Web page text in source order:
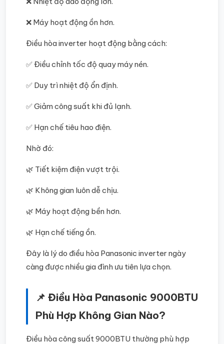
❌ Máy hoạt động ồn hơn.
Điều hòa inverter hoạt động bằng cách:
✅ Điều chỉnh tốc độ quay máy nén.
✅ Duy trì nhiệt độ ổn định.
✅ Giảm công suất khi đủ lạnh.
✅ Hạn chế tiêu hao điện.
Nhờ đó:
🌿 Tiết kiệm điện vượt trội.
🌿 Không gian luôn dễ chịu.
🌿 Máy hoạt động bền hơn.
🌿 Hạn chế tiếng ồn.
Đây là lý do điều hòa Panasonic inverter ngày
càng được nhiều gia đình ưu tiên lựa chọn.
📌 Điều Hòa Panasonic 9000BTU
Phù Hợp Không Gian Nào?
Điều hòa công suất 9000BTU thường phù hợp